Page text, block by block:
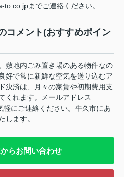
to.co.jpまでご連絡ください。
コメント(おすすめポイン
敷地内ごみ置き場のある物件なの
好で常に新鮮な空気を送り込むア
決済は、月々の家賃や初期費用支
くれます。メールアドレス
にご連絡ください。牛久市にあ
します。
らお問い合わせ